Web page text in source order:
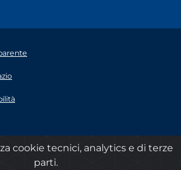
00915900575
cookie tecnici, analytics e di terze
parti.